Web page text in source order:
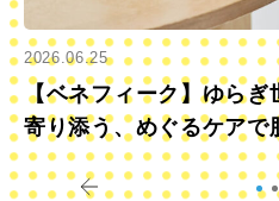
2026.06.25
【ベネフィーク】ゆらぎ
寄り添う、めぐるケアで
きに